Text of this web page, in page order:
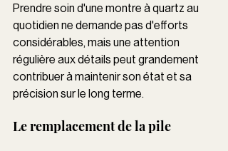
Prendre soin d'une montre à quartz au
quotidien ne demande pas d'efforts
considérables, mais une attention
régulière aux détails peut grandement
contribuer à maintenir son état et sa
précision sur le long terme.
Le remplacement de la pile